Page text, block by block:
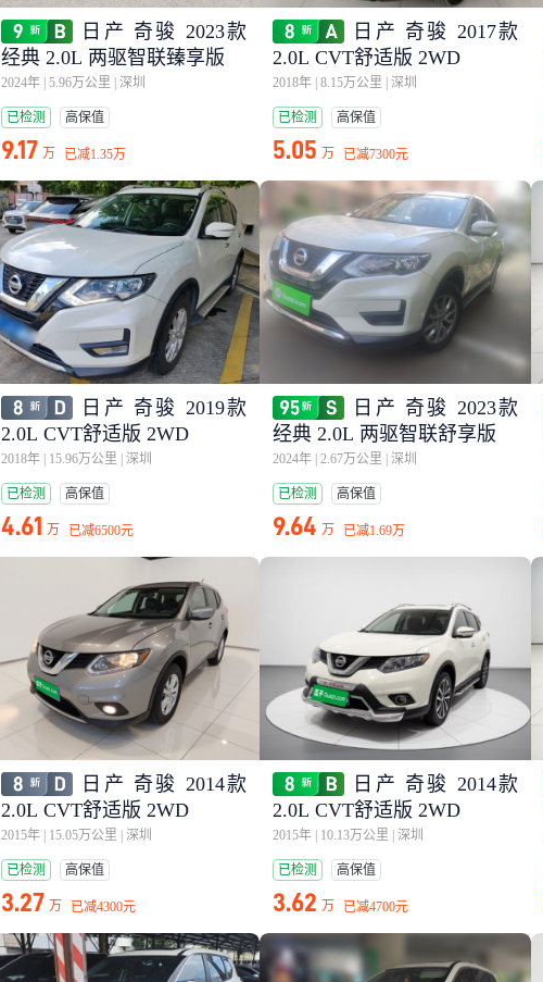
日产 奇骏 2023款
经典 2.0L 两驱智联臻享版
2024年 5.96万公里 深圳
已检测 高保值
9.17 万 已减1.35万
日产 奇骏 2017款
2.0L CVT舒适版 2WD
2018年 8.15万公里 深圳
已检测 高保值
5.05 万 已减7300元
日产 奇骏 2019款
2.0L CVT舒适版 2WD
2018年 15.96万公里 深圳
已检测 高保值
4.61 万 已减6500元
日产 奇骏 2023款
经典 2.0L 两驱智联舒享版
2024年 2.67万公里 深圳
已检测 高保值
9.64 万 已减1.69万
日产 奇骏 2014款
2.0L CVT舒适版 2WD
2015年 15.05万公里 深圳
已检测 高保值
3.27 万 已减4300元
日产 奇骏 2014款
2.0L CVT舒适版 2WD
2015年 10.13万公里 深圳
已检测 高保值
3.62 万 已减4700元